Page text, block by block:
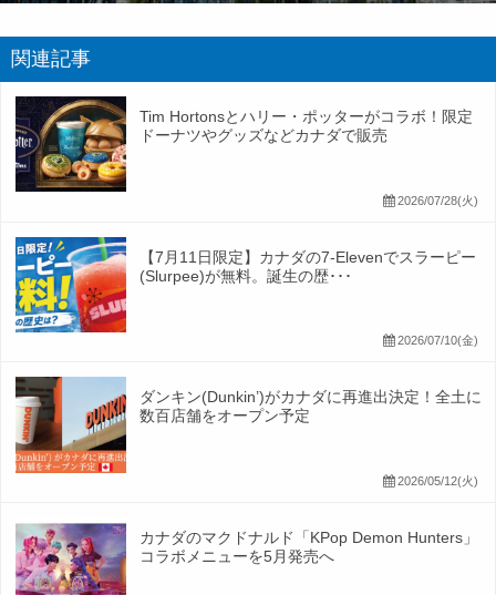
関連記事
Tim Hortonsとハリー・ポッターがコラボ！限定
ドーナツやグッズなどカナダで販売
2026/07/28(火)
【7月11日限定】カナダの7-Elevenでスラーピー
(Slurpee)が無料。誕生の歴･･･
2026/07/10(金)
ダンキン(Dunkin’)がカナダに再進出決定！全土に
数百店舗をオープン予定
2026/05/12(火)
カナダのマクドナルド「KPop Demon Hunters」
コラボメニューを5月発売へ